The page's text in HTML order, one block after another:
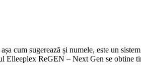
cum sugerează și numele, este un
Elleeplex ReGEN – Next Gen se obtine